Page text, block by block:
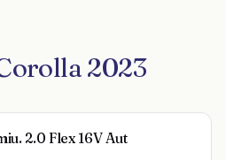
2023
2.0 Flex 16V Aut